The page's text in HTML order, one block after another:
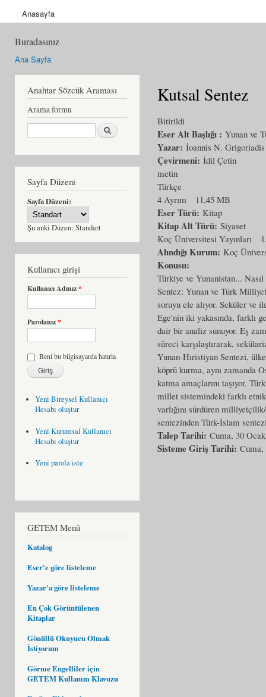
Anasayfa
Buradasınız
Ana Sayfa
Anahtar Sözcük Araması
Arama formu
Ara
Sayfa Düzeni
Sayfa Düzeni:
Şu anki Düzen: Standart
Kullanıcı girişi
Kullanıcı Adınız*
Parolanız*
Beni bu bilgisayarda hatırla
Yeni Bireysel Kullanıcı
Hesabı oluştur
Yeni Kurumsal Kullanıcı
Hesabı oluştur
Yeni parola iste
GETEM Menü
Katalog
Eser'e göre listeleme
Yazar'a göre listeleme
En Çok Görüntülenen
Kitaplar
Gönüllü Okuyucu Olmak
İstiyorum
Görme Engelliler için
GETEM Kullanım Klavuzu
Kutsal Sentez
Bitirildi
Eser Alt Başlığı : Yunan ve
Yazar: İoannis N. Grigoriadis
Çevirmeni: İdil Çetin
metin
Türkçe
4 Ayrım
11,45 MB
Eser Türü: Kitap
Kitap Alt Türü: Siyaset
Koç Üniversitesi Yayınları
Alındığı Kurum: Koç
Konusu:
Türkiye ve Yunanistan...
Sentez: Yunan ve Türk
soruyu ele alıyor. Seküler ve
Ege'nin iki yakasında, farklı
dair bir analiz sunuyor. Eş
süreci karşılaştırarak,
Yunan-Hıristiyan Sentezi,
köprü kurma, aynı zamanda
katma amaçlarını taşıyor.
millet sistemindeki farklı
varlığını sürdüren
sentezinden Türk-İslam
Talep Tarihi: Cuma, 30
Sisteme Giriş Tarihi: Cuma,